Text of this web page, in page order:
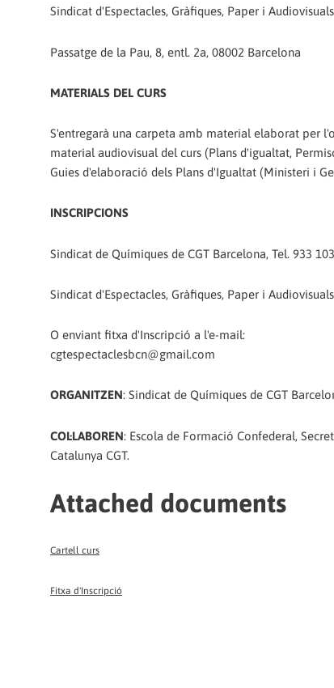
Sindicat d'Espectacles, Gràfiques, Paper i
Passatge de la Pau, 8, entl. 2a, 08002 Barcelona
MATERIALS DEL CURS
S'entregarà una carpeta amb material elaborat per
material audiovisual del curs (Plans d'igualtat,
Guies d'elaboració dels Plans d'Igualtat (Ministeri i
INSCRIPCIONS
Sindicat de Químiques de CGT Barcelona, Tel. 933
Sindicat d'Espectacles, Gràfiques, Paper i
O enviant fitxa d'Inscripció a l'e-mail:
cgtespectaclesbcn@gmail.com
ORGANITZEN: Sindicat de Químiques de CGT
COL·LABOREN: Escola de Formació Confederal,
Catalunya CGT.
Attached documents
Cartell curs
Fitxa d'Inscripció